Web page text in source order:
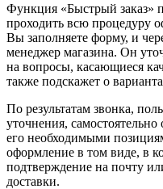
Функция «Быстрый заказ»
проходить всю процедуру
Вы заполняете форму, и
менеджер магазина. Он
на вопросы, касающиеся
также подскажет о
По результатам звонка,
уточнения, самостоятельно
его необходимыми
оформление в том виде, в
подтверждение на почту
доставки.